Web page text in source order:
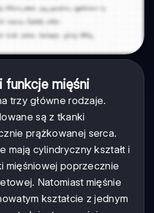
i funkcje mięśni
trzy główne rodzaje.
są z tkanki
prążkowanej serca.
mają cylindryczny kształt i
mięśniowej poprzecznie
Natomiast mięśnie
kształcie z jednym